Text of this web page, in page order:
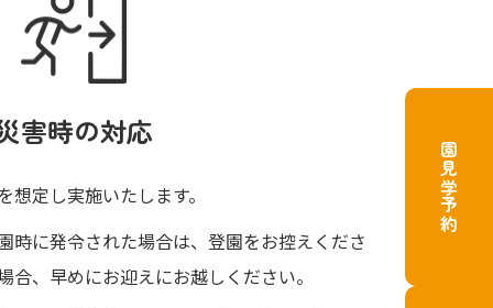
害時の対応
想定し実施いたします。
時に発令された場合は、登園をお控えくださ
合、早めにお迎えにお越しください。
園見学予約